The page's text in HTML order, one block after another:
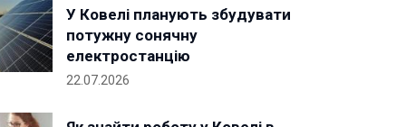
У Ковелі планують збудувати
потужну сонячну
електростанцію
22.07.2026